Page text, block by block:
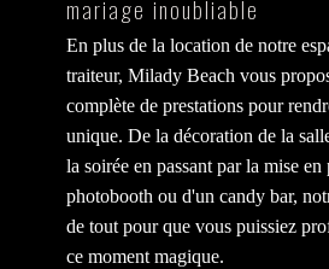
mariage inoubliable
En plus de la location de notre
traiteur, Milady Beach vous
complète de prestations pour
unique. De la décoration de la
la soirée en passant par la mise en
photobooth ou d'un candy bar,
de tout pour que vous puissiez
ce moment magique.